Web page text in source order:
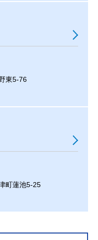
東5-76
町蓮池5-25